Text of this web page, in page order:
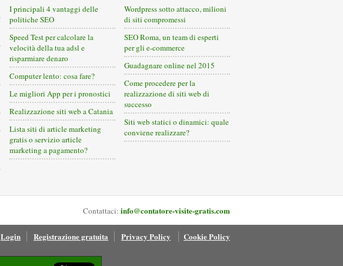
I principali 4 vantaggi delle
politiche SEO
Speed Test per calcolare la
velocità della tua adsl e
risparmiare denaro
Computer lento: cosa fare?
Le migliori App per i pronostici
Realizzazione siti web a Catania
Lista siti di article marketing
gratis o servizio article
marketing a pagamento?
Wordpress sotto attacco, milioni
di siti compromessi
SEO Roma, un team di esperti
per gli e-commerce
Guadagnare online nel 2015
Come procedere per la
realizzazione di siti web di
successo
Siti web statici o dinamici: quale
conviene realizzare?
Contattaci: info@contatore-visite-gratis.com
Login Registrazione gratuita Privacy Policy Cookie Policy